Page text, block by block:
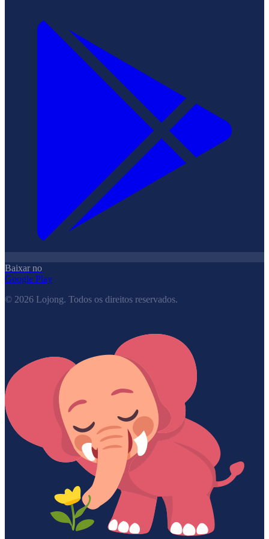
Baixar no
Google Play
© 2026 Lojong. Todos os direitos reservados.